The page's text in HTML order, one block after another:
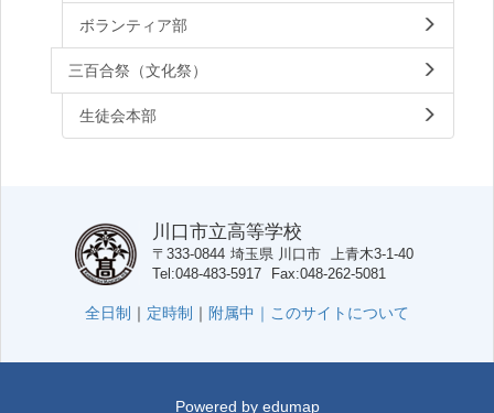
ボランティア部
三百合祭（文化祭）
生徒会本部
川口市立高等学校
〒333-0844 埼玉県 川口市 上青木3-1-40
Tel 048-483-5917 Fax 048-262-5081
全日制 ｜ 定時制 ｜ 附属中｜ このサイトについて
Powered by edumap